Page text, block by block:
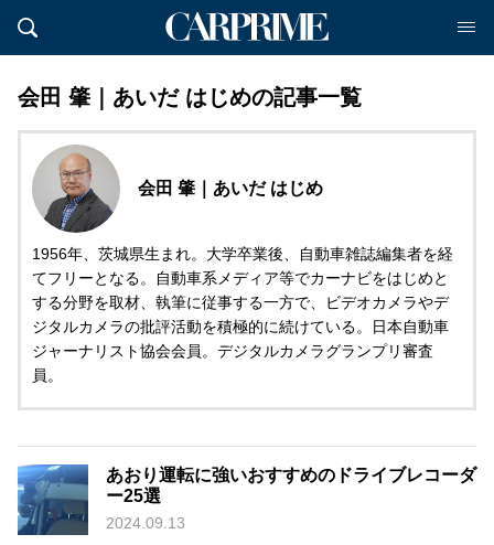
会田 肇｜あいだ はじめの記事一覧
会田 肇｜あいだ はじめ
1956年、茨城県生まれ。大学卒業後、自動車雑誌編集者を経
てフリーとなる。自動車系メディア等でカーナビをはじめと
する分野を取材、執筆に従事する一方で、ビデオカメラやデ
ジタルカメラの批評活動を積極的に続けている。日本自動車
ジャーナリスト協会会員。デジタルカメラグランプリ審査
員。
あおり運転に強いおすすめのドライブレコーダ
ー25選
2024.09.13